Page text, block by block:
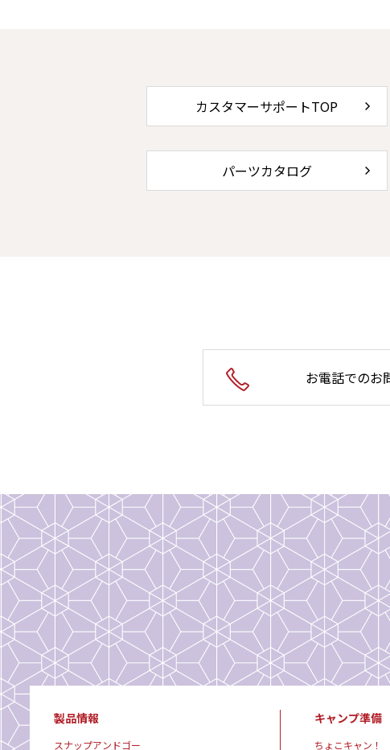
カスタマーサポートTOP
パーツカタログ
お電話でのお
製品情報
スナップアンドゴー
キャンプ準備
ちょこキャン！